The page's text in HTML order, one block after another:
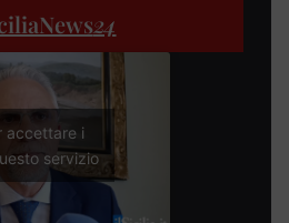
24
accettare i
servizio